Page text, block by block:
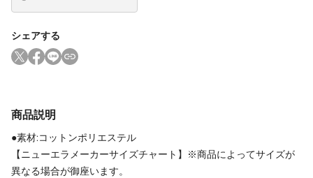
シェアする
商品説明
●素材:コットンポリエステル
【ニューエラメーカーサイズチャート】※商品によってサイズが
異なる場合が御座います。